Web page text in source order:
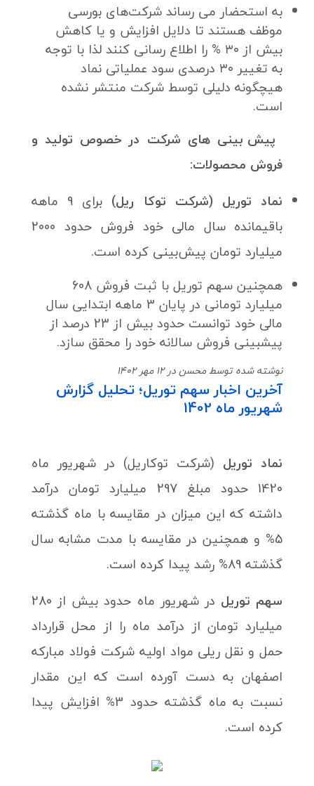
به استحضار می رساند شرکت‌های بورسی
موظف هستند تا دلایل افزایش و یا کاهش
بیش از ۳۰ % را اطلاع رسانی کنند لذا با توجه
به تغییر ۳۰ درصدی سود عملیاتی نماد
هیچگونه دلیلی توسط شرکت منتشر نشده
است.
پیش بینی های شرکت در خصوص تولید و
فروش محصولات:
نماد توریل (شرکت توکا ریل)
برای 9 ماهه
باقیمانده سال مالی خود فروش حدود 2000
میلیارد تومان پیش‌بینی کرده است.
همچنین سهم توریل با ثبت فروش 608
میلیارد تومانی در پایان 3 ماهه ابتدایی سال
مالی خود توانست حدود بیش از 23 درصد از
پیشبینی فروش سالانه خود را محقق سازد.
نوشته شده توسط محسن در 12 مهر 1402
آخرین اخبار سهم توریل؛ تحلیل گزارش
شهریور ماه 1402
نماد توریل (شرکت توکاریل) در شهریور ماه
1420 حدود مبلغ 297 میلیارد تومان درآمد
داشته که این میزان در مقایسه با ماه گذشته
5% و همچنین در مقایسه با مدت مشابه سال
گذشته 89% رشد پیدا کرده است.
سهم توریل
در شهریور ماه حدود بیش از 280
میلیارد تومان از درآمد ماه را از محل قرارداد
حمل و نقل ریلی مواد اولیه شرکت فولاد مبارکه
اصفهان به دست آورده است که این مقدار
نسبت به ماه گذشته حدود 3% افزایش پیدا
کرده است.